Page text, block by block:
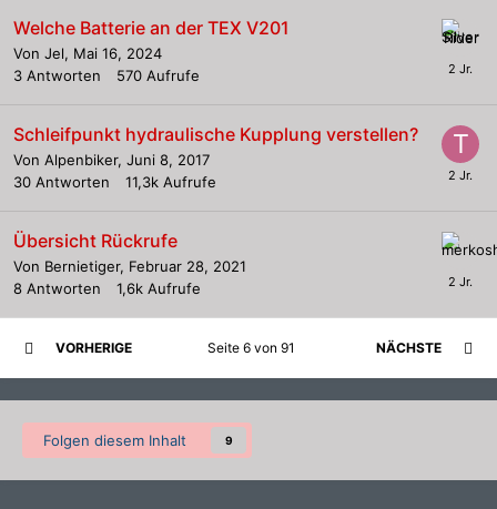
Welche Batterie an der TEX V201
Von Jel, Mai 16, 2024
3 Antworten 570 Aufrufe
Schleifpunkt hydraulische Kupplung verstellen?
Von Alpenbiker, Juni 8, 2017
30 Antworten 11,3k Aufrufe
Übersicht Rückrufe
Von Bernietiger, Februar 28, 2021
8 Antworten 1,6k Aufrufe
VORHERIGE NÄCHSTE
Seite 6 von 91
Folgen diesem Inhalt 9